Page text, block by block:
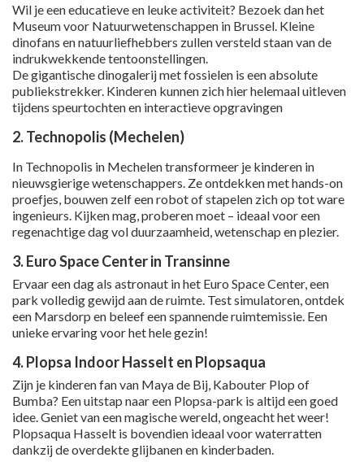
Wil je een educatieve en leuke activiteit? Bezoek dan het
Museum voor Natuurwetenschappen in Brussel. Kleine
dinofans en natuurliefhebbers zullen versteld staan van de
indrukwekkende tentoonstellingen.
De gigantische dinogalerij met fossielen is een absolute
publiekstrekker. Kinderen kunnen zich hier helemaal uitleven
tijdens speurtochten en interactieve opgravingen
2. Technopolis (Mechelen)
In Technopolis in Mechelen transformeer je kinderen in
nieuwsgierige wetenschappers. Ze ontdekken met hands-on
proefjes, bouwen zelf een robot of stapelen zich op tot ware
ingenieurs. Kijken mag, proberen moet – ideaal voor een
regenachtige dag vol duurzaamheid, wetenschap en plezier.
3. Euro Space Center in Transinne
Ervaar een dag als astronaut in het Euro Space Center, een
park volledig gewijd aan de ruimte. Test simulatoren, ontdek
een Marsdorp en beleef een spannende ruimtemissie. Een
unieke ervaring voor het hele gezin!
4. Plopsa Indoor Hasselt en Plopsaqua
Zijn je kinderen fan van Maya de Bij, Kabouter Plop of
Bumba? Een uitstap naar een Plopsa-park is altijd een goed
idee. Geniet van een magische wereld, ongeacht het weer!
Plopsaqua Hasselt is bovendien ideaal voor waterratten
dankzij de overdekte glijbanen en kinderbaden.